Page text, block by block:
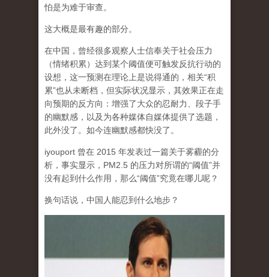
怕是为难于审查。
这大概是最有趣的部分。
在中国，曾经很多观察人士信奉关于社会压力
（情绪积累）达到某个阈值便可触发反抗行动的
设想，这一预测在理论上是说得通的，相关“积
累”也从未断档，但实际状况显示，其效果正在走
向预期的反方向：增强了大众的忍耐力、段子手
的幽默感，以及为各种媒体自媒体提供了选题，
此外没了。如今连幽默感都快没了。
iyouport 曾在 2015 年发表过一篇关于雾霾的分
析，事实显示，PM2.5 的压力对所谓的“阈值”并
没有起到什么作用，那么“阈值”究竟在哪儿呢？
换句话说，中国人能忍到什么地步？